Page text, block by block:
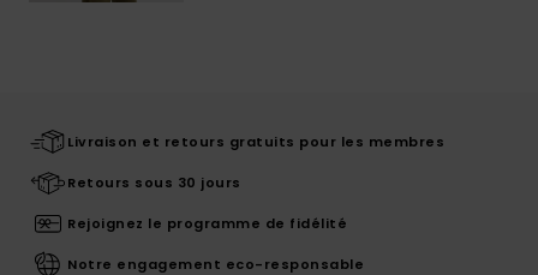
Livraison et retours gratuits pour les membres
Retours sous 30 jours
Rejoignez le programme de fidélité
Notre engagement eco-responsable